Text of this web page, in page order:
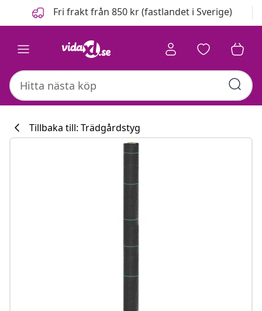
FöregåendeFri frakt från 850 kr (fastlandet i Sverige)
Tillbaka till: Trädgårdstyg